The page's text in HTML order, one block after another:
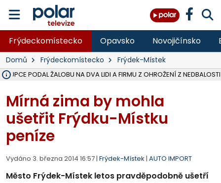
Frýdeckomístecko Opavsko Novojičínsko
Domů Frýdeckomístecko Frýdek-Místek
PODAL ŽALOBU NA DVA LIDI A FIRMU Z OHROŽENÍ Z NEDBALOSTI
Mírná zima by mohla
ušetřit Frýdku-Místku
peníze
Vydáno 3. března 2014 16:57 | Frýdek-Místek | AUTO IMPORT
Město Frýdek-Místek letos pravděpodobně ušetří